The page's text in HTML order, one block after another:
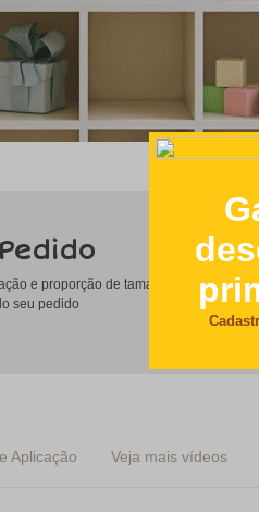
e proporção de tamanho do desenho/
seu pedido
Aplicação Veja mais vídeos